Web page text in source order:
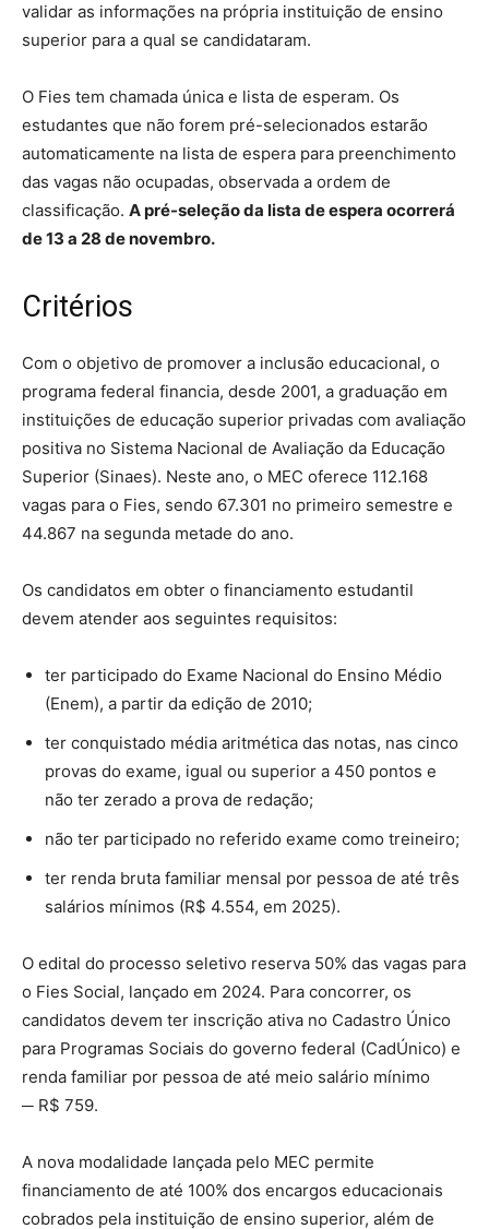
validar as informações na própria instituição de ensino
superior para a qual se candidataram.
O Fies tem chamada única e lista de esperam. Os
estudantes que não forem pré-selecionados estarão
automaticamente na lista de espera para preenchimento
das vagas não ocupadas, observada a ordem de
classificação. A pré-seleção da lista de espera ocorrerá
de 13 a 28 de novembro.
Critérios
Com o objetivo de promover a inclusão educacional, o
programa federal financia, desde 2001, a graduação em
instituições de educação superior privadas com avaliação
positiva no Sistema Nacional de Avaliação da Educação
Superior (Sinaes). Neste ano, o MEC oferece 112.168
vagas para o Fies, sendo 67.301 no primeiro semestre e
44.867 na segunda metade do ano.
Os candidatos em obter o financiamento estudantil
devem atender aos seguintes requisitos:
ter participado do Exame Nacional do Ensino Médio
(Enem), a partir da edição de 2010;
ter conquistado média aritmética das notas, nas cinco
provas do exame, igual ou superior a 450 pontos e
não ter zerado a prova de redação;
não ter participado no referido exame como treineiro;
ter renda bruta familiar mensal por pessoa de até três
salários mínimos (R$ 4.554, em 2025).
O edital do processo seletivo reserva 50% das vagas para
o Fies Social, lançado em 2024. Para concorrer, os
candidatos devem ter inscrição ativa no Cadastro Único
para Programas Sociais do governo federal (CadÚnico) e
renda familiar por pessoa de até meio salário mínimo
─ R$ 759.
A nova modalidade lançada pelo MEC permite
financiamento de até 100% dos encargos educacionais
cobrados pela instituição de ensino superior, além de